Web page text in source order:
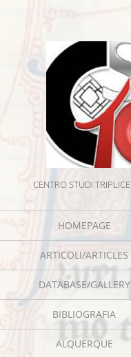
CENTRO STUDI
HOMEPAGE
ARTICOLI/ARTICLES
DATABASE/GALLERY
BIBLIOGRAFIA
ALQUERQUE